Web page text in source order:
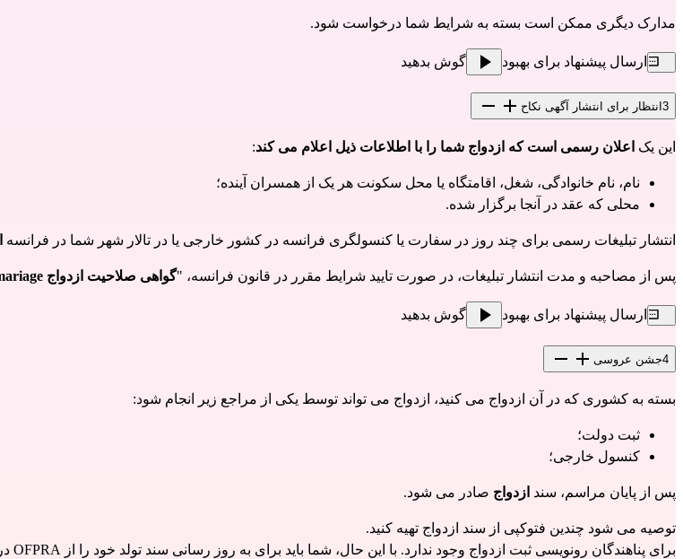
مدارک دیگری ممکن است بسته به شرایط شما درخواست شود.
ارسال پیشنهاد برای بهبود گوش بدهید
3 انتظار برای انتشار آگهی نکاح
این یک اعلان رسمی است که ازدواج شما را با اطلاعات ذیل اعلام می کند:
نام، نام خانوادگی، شغل، اقامتگاه یا محل سکونت هر یک از همسران آینده؛
محلی که عقد در آنجا برگزار شده.
انتشار تبلیغات رسمی برای چند روز در سفارت یا کنسولگری فرانسه در کشور خارجی یا در تالار شهر شما در فرانسه
پس از مصاحبه و مدت انتشار تبلیغات، در صورت تایید شرایط مقرر در قانون فرانسه، "گواهی صلاحیت ازدواج certificat de capacité de mariage
ارسال پیشنهاد برای بهبود گوش بدهید
4جشن عروسی
بسته به کشوری که در آن ازدواج می کنید، ازدواج می تواند توسط یکی از مراجع زیر انجام شود:
ثبت دولت؛
کنسول خارجی؛
پس از پایان مراسم، سند ازدواج صادر می شود.
توصیه می شود چندین فتوکپی از سند ازدواج تهیه کنید.
برای پناهندگان رونویسی ثبت ازدواج وجود ندارد. با این حال، شما باید برای به روز رسانی سند تولد خود را از OFPRA درخواست کنید (به بخش بعدی مراجعه کنید).